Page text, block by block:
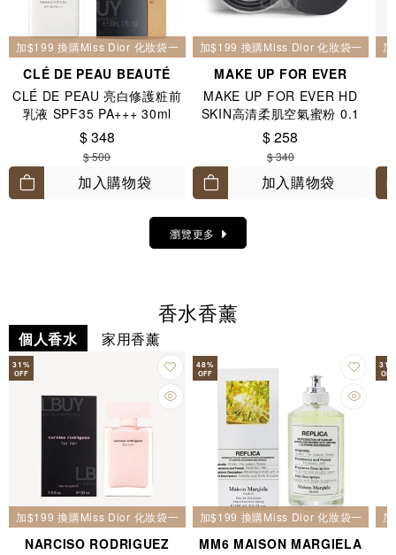
加$199 換購Miss Dior 化妝袋一個
CLÉ DE PEAU BEAUTÉ
CLÉ DE PEAU 亮白修護粧前
乳液 SPF35 PA+++ 30ml
$ 348
$ 500
加入購物袋
加$199 換購Miss Dior 化妝袋一個
MAKE UP FOR EVER
MAKE UP FOR EVER HD
SKIN高清柔肌空氣蜜粉 0.1
Translucent 8.5g
$ 258
$ 340
加入購物袋
瀏覽更多
香水香薰
個人香水 家用香薰
31%
OFF
加$199 換購Miss Dior 化妝袋一個
NARCISO RODRIGUEZ
48%
OFF
加$199 換購Miss Dior 化妝袋一個
MM6 MAISON MARGIELA
31
OFF